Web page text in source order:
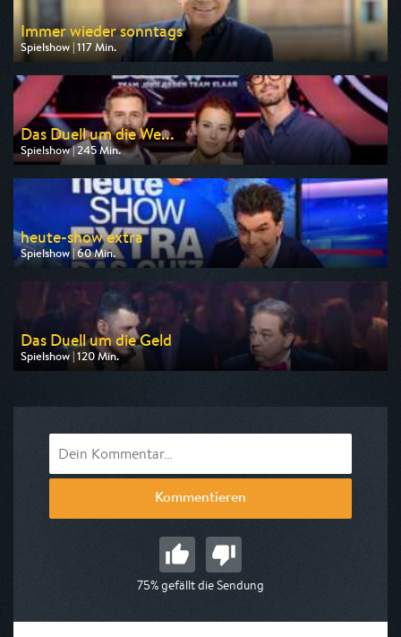
Immer wieder sonntags
Spielshow | 117 Min.
Ausgestrahlt von ARD
am 09.08.2026, 10:03
Das Duell um die We...
Spielshow | 245 Min.
Ausgestrahlt von Pro 7
am 08.08.2026, 20:15
heute-show extra
Spielshow | 60 Min.
Ausgestrahlt von ZDF neo
am 09.08.2026, 21:40
Das Duell um die Geld
Spielshow | 120 Min.
Ausgestrahlt von Pro 7
Kommentieren
75% gefällt die Sendung